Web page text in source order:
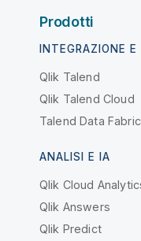
Prodotti
INTEGRAZIONE
Qlik Talend
Qlik Talend Cloud
Talend Data Fabric
ANALISI E IA
Qlik Cloud
Qlik Answers
Qlik Predict